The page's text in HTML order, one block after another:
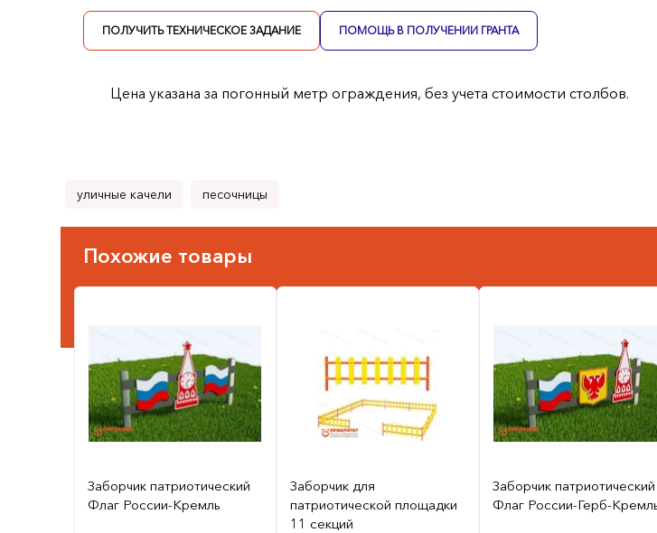
ПОЛУЧИТЬ ТЕХНИЧЕСКОЕ ЗАДАНИЕ ПОМОЩЬ В ПОЛУЧЕНИИ ГРАНТА
Цена указана за погонный метр ограждения, без учета стоимости столбов.
уличные качели песочницы
Похожие товары
Заборчик патриотический
Флаг России-Кремль
Заборчик для
патриотической площадки
11 секций
Заборчик патриотический
Флаг России-Герб-